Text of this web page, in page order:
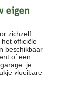
eigen
zichzelf
het officiële
beschikbaar
of een
je
vloeibare